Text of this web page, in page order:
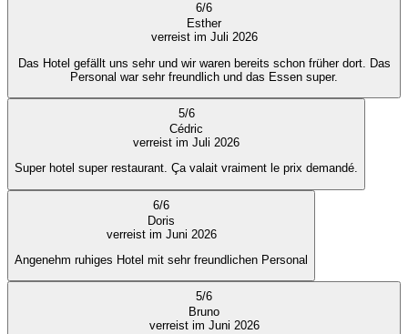
6/6
Esther
verreist im Juli 2026
Das Hotel gefällt uns sehr und wir waren bereits schon früher dort. Das
Personal war sehr freundlich und das Essen super.
5/6
Cédric
verreist im Juli 2026
Super hotel super restaurant. Ça valait vraiment le prix demandé.
6/6
Doris
verreist im Juni 2026
Angenehm ruhiges Hotel mit sehr freundlichen Personal
5/6
Bruno
verreist im Juni 2026